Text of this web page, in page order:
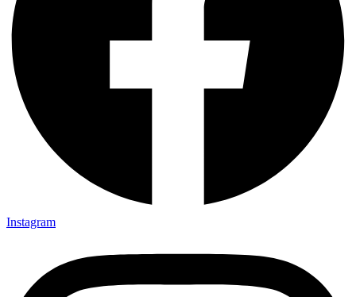
Instagram